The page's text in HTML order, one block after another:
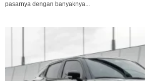
pasarnya dengan banyaknya...